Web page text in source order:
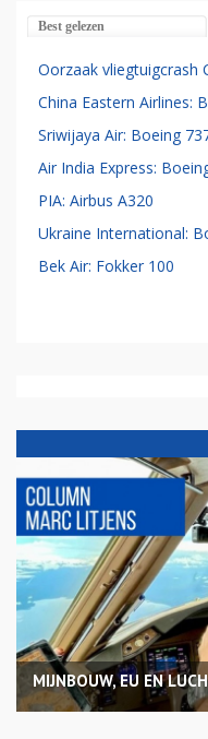
Best gelezen
Oorzaak vliegtuigcrash
China Eastern Airlines:
Sriwijaya Air: Boeing
Air India Express:
PIA: Airbus A320
Ukraine International:
Bek Air: Fokker 100
MIJNBOUW, EU EN